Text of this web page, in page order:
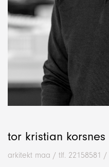
tor kristian korsnes
arkitekt maa / tlf. 22158581 /